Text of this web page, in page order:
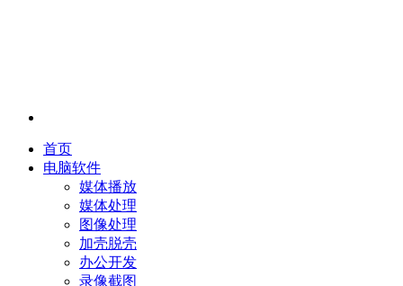
首页
电脑软件
媒体播放
媒体处理
图像处理
加壳脱壳
办公开发
录像截图